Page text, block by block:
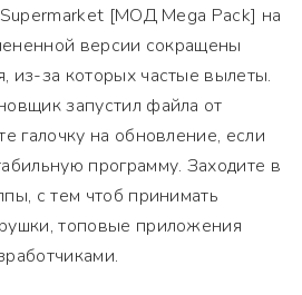
[МОД Mega Pack] на
версии сокращены
из-за которых частые вылеты.
запустил файла от
галочку на обновление, если
программу. Заходите в
с тем чтоб принимать
топовые приложения